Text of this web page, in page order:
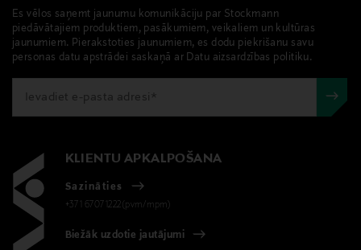
kokvilna, gultas veļa
Es vēlos saņemt jaunumu komunikāciju par Stockmann
piedāvātajiem produktiem, pasākumiem, veikaliem un kultūras
jaunumiem. Pierakstoties jaunumiem, es dodu piekrišanu savu
personas datu apstrādei saskaņā ar Datu aizsardzības politiku.
KLIENTU APKALPOŠANA
Sazināties
+371 67071222(pvm/mpm)
Biežāk uzdotie jautājumi